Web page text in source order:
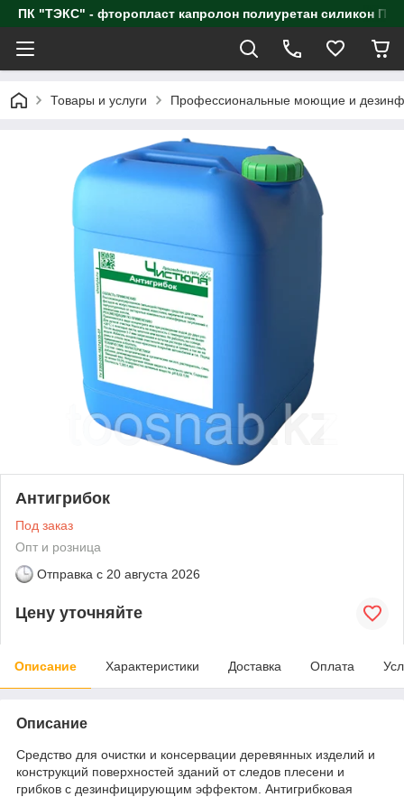
ПК "ТЭКС" - фторопласт капролон полиуретан
Товары и услуги Профессиональные моющие и
Антигрибок
Под заказ
Опт и розница
Отправка с 20 августа 2026
Цену уточняйте
Описание Характеристики Доставка Оплата
Описание
Средство для очистки и консервации деревянных изделий и
конструкций поверхностей зданий от следов плесени и
грибков с дезинфицирующим эффектом. Антигрибковая